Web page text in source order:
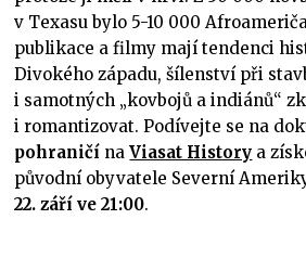
v Texasu bylo 5-10 000
publikace a filmy mají tendenci
Divokého západu, šílenství při
i samotných „kovbojů a indiánů“
i romantizovat. Podívejte se na
pohraničí naViasat History a
původní obyvatele Severní
22. září ve 21:00.